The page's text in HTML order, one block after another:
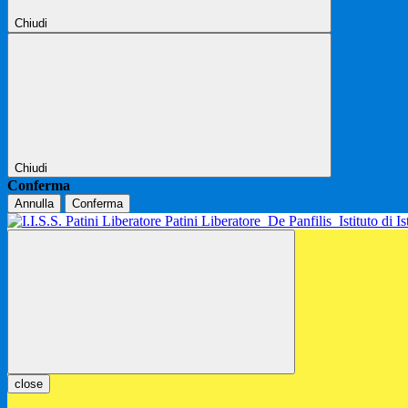
Chiudi
Chiudi
Conferma
Annulla Conferma
Patini Liberatore De Panfilis Istituto di
close